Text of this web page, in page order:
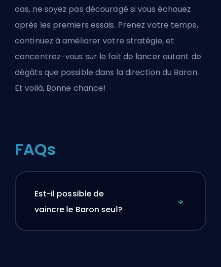
cas, ne soyez pas découragé si vous échouez
après les premiers essais. Prenez votre temps,
continuez à améliorer votre stratégie, et
concentrez-vous sur le fait de lancer autant de
dégâts que possible dans la direction du Baron.
Et voilà, Bonne chance!
FAQs
Est-il possible de
vaincre le Baron seul?